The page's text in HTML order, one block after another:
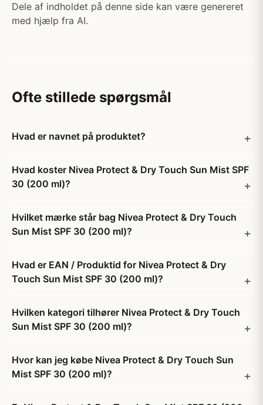
Dele af indholdet på denne side kan være genereret
med hjælp fra AI.
Ofte stillede spørgsmål
Hvad er navnet på produktet?
Hvad koster Nivea Protect & Dry Touch Sun Mist SPF
30 (200 ml)?
Hvilket mærke står bag Nivea Protect & Dry Touch
Sun Mist SPF 30 (200 ml)?
Hvad er EAN / Produktid for Nivea Protect & Dry
Touch Sun Mist SPF 30 (200 ml)?
Hvilken kategori tilhører Nivea Protect & Dry Touch
Sun Mist SPF 30 (200 ml)?
Hvor kan jeg købe Nivea Protect & Dry Touch Sun
Mist SPF 30 (200 ml)?